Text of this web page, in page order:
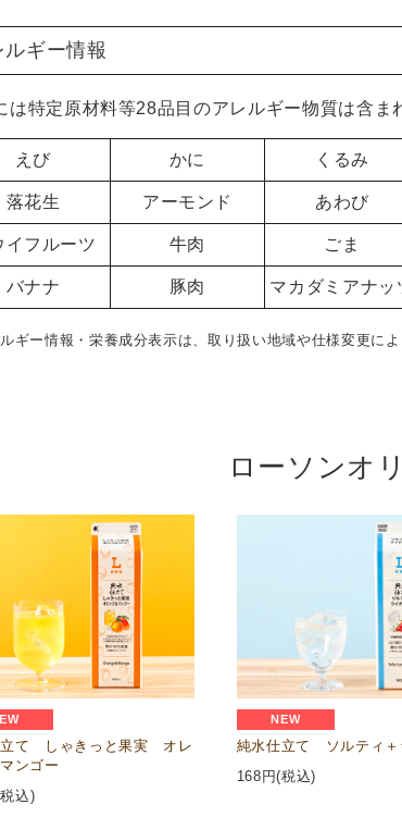
ルギー情報
は特定原材料等28品目のアレルギー物質は含
えび かに くるみ
落花生 アーモンド あわび
イフルーツ 牛肉 ごま
バナナ 豚肉 マカダミアナッ
ギー情報・栄養成分表示は、取り扱い地域や仕様変更に
ローソンオ
立て しゃきっと果実 オレ
ンゴー
込)
NEW
純水仕立て ソルティ＋
168 円(税込)